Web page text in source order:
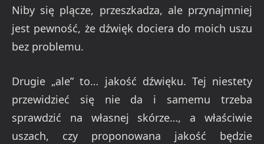
Niby się plącze, przeszkadza, ale przynajmniej
jest pewność, że dźwięk dociera do moich uszu
bez problemu.
Drugie „ale” to… jakość dźwięku. Tej niestety
przewidzieć się nie da i samemu trzeba
sprawdzić na własnej skórze…, a właściwie
uszach, czy proponowana jakość będzie